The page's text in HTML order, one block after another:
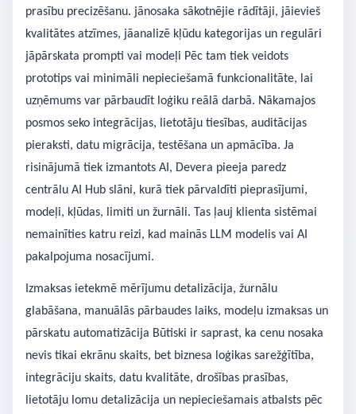
prasību precizēšanu. jānosaka sākotnējie rādītāji, jāievieš
kvalitātes atzīmes, jāanalizē kļūdu kategorijas un regulāri
jāpārskata prompti vai modeļi Pēc tam tiek veidots
prototips vai minimāli nepieciešamā funkcionalitāte, lai
uzņēmums var pārbaudīt loģiku reālā darbā. Nākamajos
posmos seko integrācijas, lietotāju tiesības, auditācijas
pieraksti, datu migrācija, testēšana un apmācība. Ja
risinājumā tiek izmantots AI, Devera pieeja paredz
centrālu AI Hub slāni, kurā tiek pārvaldīti pieprasījumi,
modeļi, kļūdas, limiti un žurnāli. Tas ļauj klienta sistēmai
nemainīties katru reizi, kad mainās LLM modelis vai AI
pakalpojuma nosacījumi.
Izmaksas ietekmē mērījumu detalizācija, žurnālu
glabāšana, manuālās pārbaudes laiks, modeļu izmaksas un
pārskatu automatizācija Būtiski ir saprast, ka cenu nosaka
nevis tikai ekrānu skaits, bet biznesa loģikas sarežģītība,
integrāciju skaits, datu kvalitāte, drošības prasības,
lietotāju lomu detalizācija un nepieciešamais atbalsts pēc